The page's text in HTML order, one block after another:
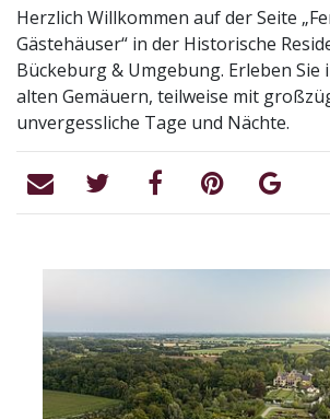
Herzlich Willkommen auf der Seite
Gästehäuser“ in der Historische
Bückeburg & Umgebung. Erleben
alten Gemäuern, teilweise mit
unvergessliche Tage und Nächte.